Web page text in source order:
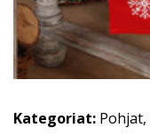
Kategoriat: Pohjat,